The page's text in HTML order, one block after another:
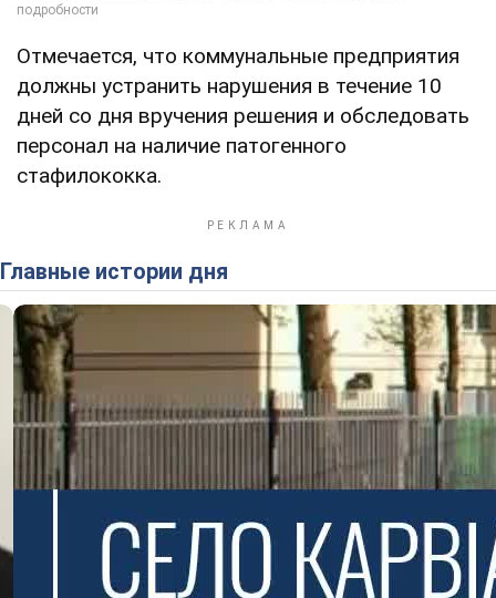
Отмечается, что коммунальные предприятия
должны устранить нарушения в течение 10
дней со дня вручения решения и обследовать
персонал на наличие патогенного
стафилококка.
Главные истории дня